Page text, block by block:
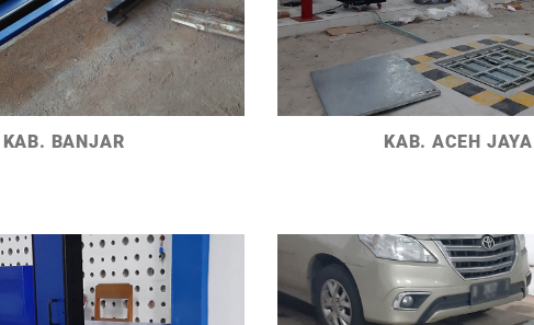
KAB. BANJAR KAB. ACEH JAYA